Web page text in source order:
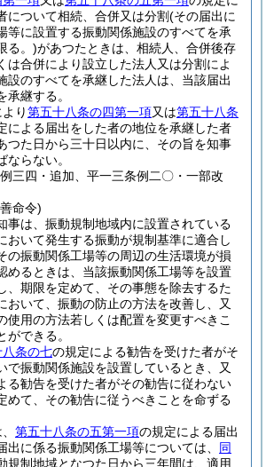
について相続、合併又は分割(その届出に
等に設置する振動関係施設のすべてを承
る。)があつたときは、相続人、合併後存
は合併により設立した法人又は分割によ
設のすべてを承継した法人は、当該届出
承継する。
り第五十八条の四第一項又は第五十八条
による届出をした者の地位を承継した者
つた日から三十日以内に、その旨を知事
ならない。
三四・追加、平一三条例二〇・一部改
命令)
事は、振動規制地域内に設置されている
おいて発生する振動が規制基準に適合し
の振動関係工場等の周辺の生活環境が損
めるときは、当該振動関係工場等を設置
、期限を定めて、その事態を除去するた
おいて、振動の防止の方法を改善し、又
使用の方法若しくは配置を変更すべきこ
ができる。
条の七の規定による勧告を受けた者がそ
で振動関係施設を設置しているとき、又
る勧告を受けた者がその勧告に従わない
めて、その勧告に従うべきことを命ずる
第五十八条の五第一項の規定による届出
出に係る振動関係工場等については、 同
規制地域となつた日から三年間は、適用